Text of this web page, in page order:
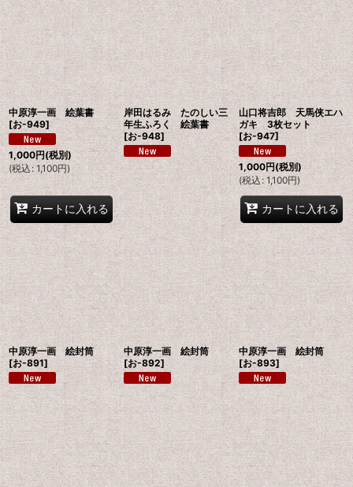
中原淳一画 絵葉書
[お-949]
1,000円(税別)
(税込: 1,100円)
カートに入れる
岸田はるみ たのしい三
年生ふろく 絵葉書
[お-948]
山口将吉郎 天馬侠エハ
ガキ 3枚セット
[お-947]
1,000円(税別)
(税込 : 1,100円)
カートに入れる
中原淳一画 絵封筒
[お-891]
中原淳一画 絵封筒
[お-892]
中原淳一画 絵封筒
[お-893]